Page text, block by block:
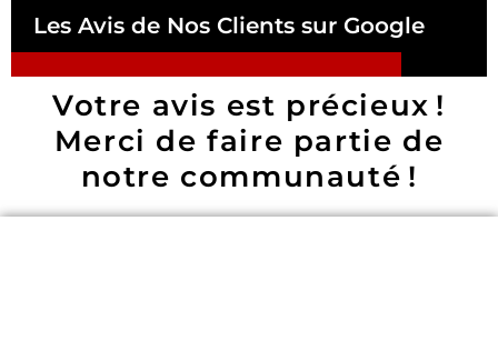
Les Avis de Nos Clients sur Google
Votre avis est précieux !
Merci de faire partie de
notre communauté !